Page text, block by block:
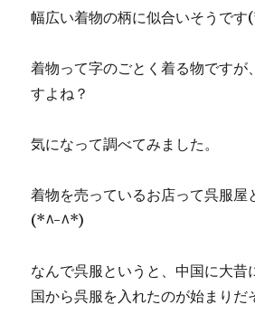
幅広い着物の柄に似合いそうで
着物って字のごとく着る物ですが
すよね？
気になって調べてみました。
着物を売っているお店って呉服屋
(*^-^*)
なんで呉服というと、中国に大昔
国から呉服を入れたのが始まりだ